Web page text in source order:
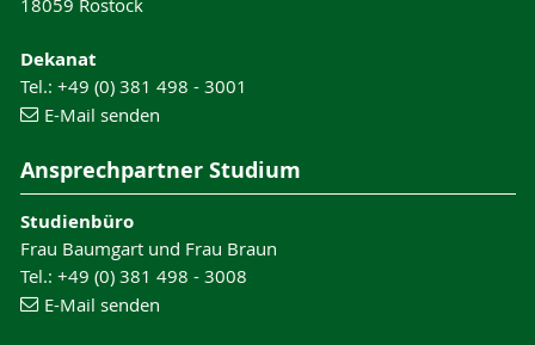
18059 Rostock
Dekanat
Tel.: +49 (0) 381 498 - 3001
E-Mail senden
Ansprechpartner Studium
Studienbüro
Frau Baumgart und Frau Braun
Tel.: +49 (0) 381 498 - 3008
E-Mail senden